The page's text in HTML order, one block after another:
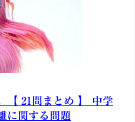
【 21問まとめ 】 中学
に関する問題